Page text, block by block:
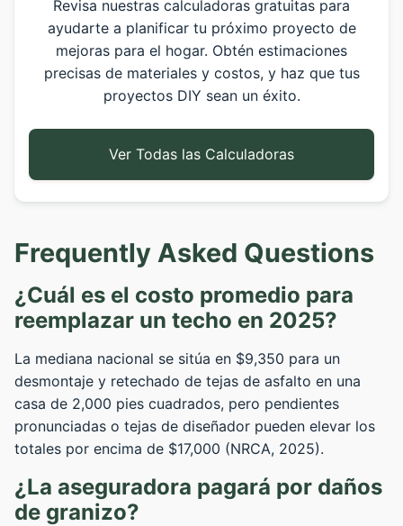
Revisa nuestras calculadoras gratuitas para
ayudarte a planificar tu próximo proyecto de
mejoras para el hogar. Obtén estimaciones
precisas de materiales y costos, y haz que tus
proyectos DIY sean un éxito.
Ver Todas las Calculadoras
Frequently Asked Questions
¿Cuál es el costo promedio para
reemplazar un techo en 2025?
La mediana nacional se sitúa en $9,350 para un
desmontaje y retechado de tejas de asfalto en una
casa de 2,000 pies cuadrados, pero pendientes
pronunciadas o tejas de diseñador pueden elevar los
totales por encima de $17,000 (NRCA, 2025).
¿La aseguradora pagará por daños
de granizo?